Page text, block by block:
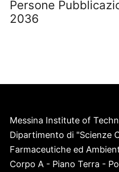
Persone
2036
Messina Institute of
Dipartimento di "Scienze
Farmaceutiche ed
Corpo A - Piano Terra -